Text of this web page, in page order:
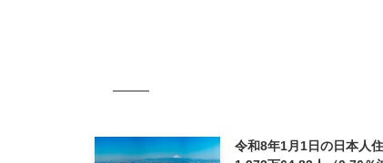
令和8年1月1日の日本人